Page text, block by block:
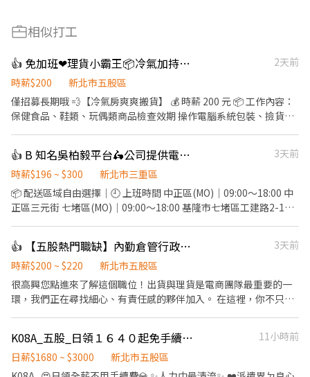
相似打工
👍 免加班❤理貨小霸王📦冷氣加持💛光速報到上班
2天前
時薪$200
新北市五股區
僅招募長期哦 💨【冷氣房爽爽搬貨】 💰 時薪 200 元 📦 工作內容：
保健食品、鞋類、玩偶類商品檢查效期 操作電腦系統包裝、撿貨、
班~ 📍 地點：新北市五股區登林路 有提供機車停車位 🎁職務亮點：
冷氣房工作，夏天不怕熱 穩定大廠，工作安心 勞健保、勞退完整保
障 無仲介費、無服務費，薪水都是你的~ ♥應徵流程 填寫線上履歷
>>參加視訊面試>>順利錄取安排報到上班 炎炎夏日☀免費冷氣任你
言 :姓名/電話/應徵工作截圖
👍 B 知名吳柏毅平台🛵公司提供電動機車、保底+獎金
3天前
時薪$196 ~ $300
新北市三重區
📦 配送區域自由選擇｜🕘 上班時間 中正區(MO)｜09:00～18:00 中
正區三元街 七堵區(MO)｜09:00～18:00 基隆市七堵區工建路2-1號
(PC)｜08:00～17:00 三重區環河南路228號 三重區(PC)｜09:00～
18:00 三重區環河南路228號 蘆洲區(PC))｜08:00～17:00 三重區環
河南路228號 ) 大安區(PC))｜信義區松德路257號 永和區(PC)｜ 中
和區圓通路435巷3-15號 💰 制度： 35K 加上各種激勵獎金、全勤獎
你： 想穩定賺高薪 動作快、時間觀念好 想多接多賺、越跑越順！ ⚡
高薪直送你的口袋！ 👉 名額有限，快來加入我們吧！
👍 【五股熱門職缺】內勤倉管行政｜工作環境佳｜時薪200-220｜可現領週領
3天前
時薪$200 ~ $220
新北市五股區
很高興您點進來了解這個職位！出貨與理貨是電商團隊最重要的一
環，我們正在尋找細心、有責任感的夥伴加入。 在這裡，你不只是
我們將逐步培訓你參與「客服與行政」作業，讓你的職涯技能持續
升級！ 【你的主要任務：階段性成長】 📦 第一階段：倉儲理貨與品
質把關（打好基本功） 精準出貨：負責日常進出貨作業、揀貨與包
K08A_五股_日領１６４０起免手續費／加班機會多／3C外殼加工
11小時前
日薪$1680 ~ $3000
新北市五股區